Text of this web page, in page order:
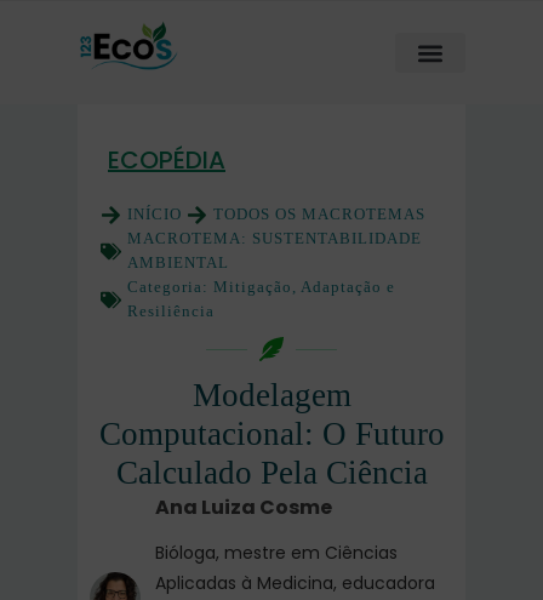
ECOPÉDIA
INÍCIO
TODOS OS MACROTEMAS
MACROTEMA: SUSTENTABILIDADE
AMBIENTAL
Categoria: Mitigação, Adaptação e
Resiliência
Modelagem
Computacional: O Futuro
Calculado Pela Ciência
Ana Luiza Cosme
Bióloga, mestre em Ciências
Aplicadas à Medicina, educadora